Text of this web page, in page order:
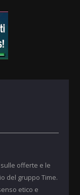
offerte e le
del gruppo Time.
etico e